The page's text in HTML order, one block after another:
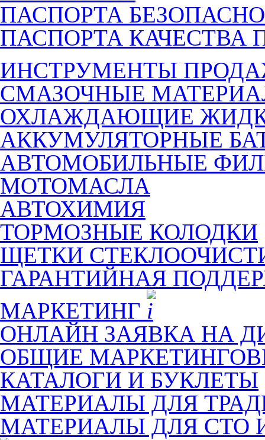
ПАСПОРТА
ПАСПОРТА КАЧЕСТВА
ИНСТРУМЕНТЫ
СМАЗОЧНЫЕ
ОХЛАЖДАЮЩИЕ
АККУМУЛЯТОРНЫЕ
АВТОМОБИЛЬНЫЕ
МОТОМАСЛА
АВТОХИМИЯ
ТОРМОЗНЫЕ КОЛОДКИ
ЩЕТКИ
ГАРАНТИЙНАЯ
МАРКЕТИНГ
ОНЛАЙН ЗАЯВКА НА
ОБЩИЕ
КАТАЛОГИ И БУКЛЕТЫ
МАТЕРИАЛЫ ДЛЯ
МАТЕРИАЛЫ ДЛЯ СТО